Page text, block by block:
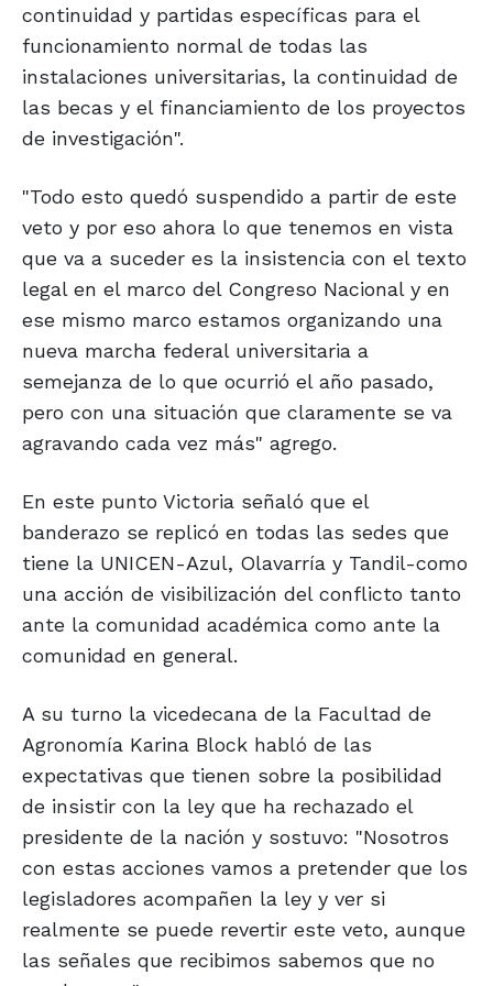
continuidad y partidas específicas para el
funcionamiento normal de todas las
instalaciones universitarias, la continuidad de
las becas y el financiamiento de los proyectos
de investigación".
"Todo esto quedó suspendido a partir de este
veto y por eso ahora lo que tenemos en vista
que va a suceder es la insistencia con el texto
legal en el marco del Congreso Nacional y en
ese mismo marco estamos organizando una
nueva marcha federal universitaria a
semejanza de lo que ocurrió el año pasado,
pero con una situación que claramente se va
agravando cada vez más" agrego.
En este punto Victoria señaló que el
banderazo se replicó en todas las sedes que
tiene la UNICEN-Azul, Olavarría y Tandil-como
una acción de visibilización del conflicto tanto
ante la comunidad académica como ante la
comunidad en general.
A su turno la vicedecana de la Facultad de
Agronomía Karina Block habló de las
expectativas que tienen sobre la posibilidad
de insistir con la ley que ha rechazado el
presidente de la nación y sostuvo: "Nosotros
con estas acciones vamos a pretender que los
legisladores acompañen la ley y ver si
realmente se puede revertir este veto, aunque
las señales que recibimos sabemos que no